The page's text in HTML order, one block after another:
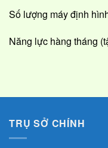
Số lượng máy định
Năng lực hàng tháng
TRỤ SỞ CHÍNH